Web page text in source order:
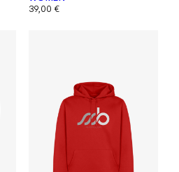
39,00€